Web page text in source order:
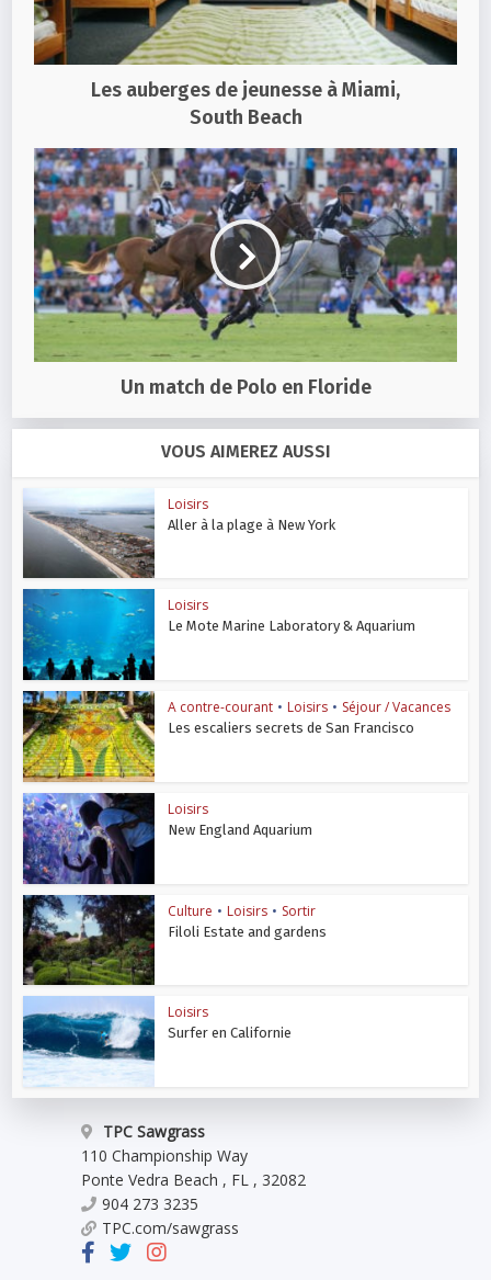
Les auberges de jeunesse à Miami,
South Beach
Un match de Polo en Floride
VOUS AIMEREZ AUSSI
Loisirs
Aller à la plage à New York
Loisirs
Le Mote Marine Laboratory & Aquarium
A contre-courant • Loisirs • Séjour / Vacances
Les escaliers secrets de San Francisco
Loisirs
New England Aquarium
Culture • Loisirs • Sortir
Filoli Estate and gardens
Loisirs
Surfer en Californie
TPC Sawgrass
110 Championship Way
Ponte Vedra Beach , FL , 32082
904 273 3235
TPC.com/sawgrass